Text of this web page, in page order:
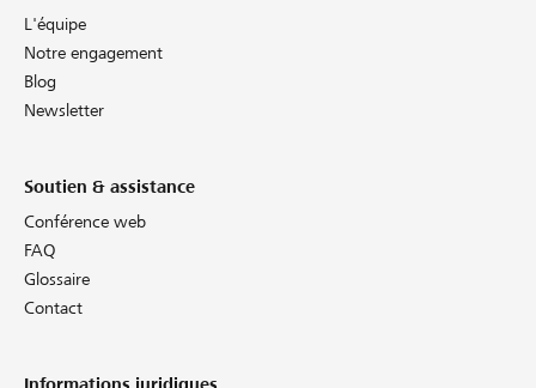
L'équipe
Notre engagement
Blog
Newsletter
Soutien & assistance
Conférence web
FAQ
Glossaire
Contact
Informations juridiques